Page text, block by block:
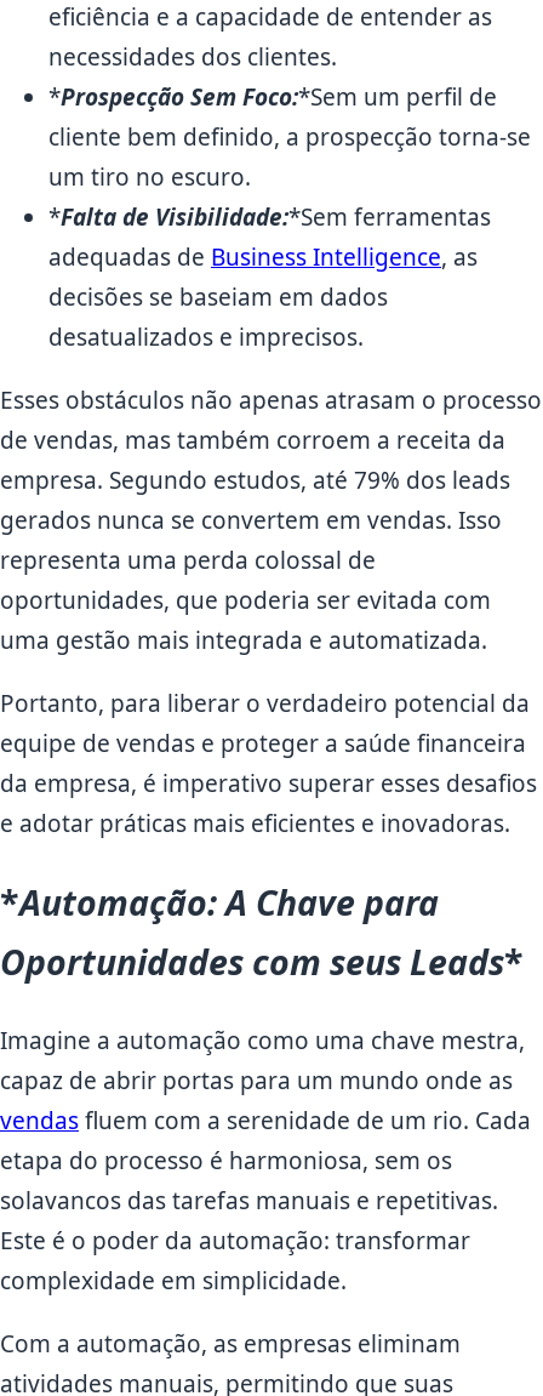
eficiência e a capacidade de entender as
necessidades dos clientes.
*Prospecção Sem Foco:*Sem um perfil de
cliente bem definido, a prospecção torna-se
um tiro no escuro.
*Falta de Visibilidade:*Sem ferramentas
adequadas de Business Intelligence, as
decisões se baseiam em dados
desatualizados e imprecisos.
Esses obstáculos não apenas atrasam o processo
de vendas, mas também corroem a receita da
empresa. Segundo estudos, até 79% dos leads
gerados nunca se convertem em vendas. Isso
representa uma perda colossal de
oportunidades, que poderia ser evitada com
uma gestão mais integrada e automatizada.
Portanto, para liberar o verdadeiro potencial da
equipe de vendas e proteger a saúde financeira
da empresa, é imperativo superar esses desafios
e adotar práticas mais eficientes e inovadoras.
*Automação: A Chave para
Oportunidades com seus Leads*
Imagine a automação como uma chave mestra,
capaz de abrir portas para um mundo onde as
vendasfluem com a serenidade de um rio. Cada
etapa do processo é harmoniosa, sem os
solavancos das tarefas manuais e repetitivas.
Este é o poder da automação: transformar
complexidade em simplicidade.
Com a automação, as empresas eliminam
atividades manuais, permitindo que suas